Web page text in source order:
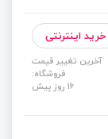
خرید اینترنتی
آخرین تغییر قیمت
فروشگاه:
16 روز پیش